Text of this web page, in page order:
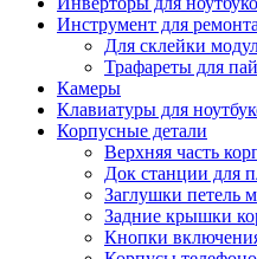
Инструмент для ремонта
Для склейки
Трафареты для
Камеры
Клавиатуры для
Корпусные детали
Верхняя часть
Док станции для
Заглушки петель
Задние крышки
Кнопки